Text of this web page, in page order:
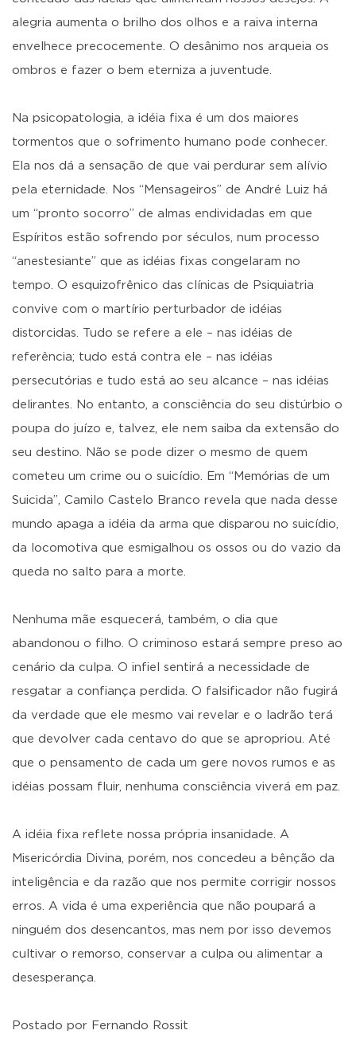
alegria aumenta o brilho dos olhos e a raiva interna
envelhece precocemente. O desânimo nos arqueia os
ombros e fazer o bem eterniza a juventude.
Na psicopatologia, a idéia fixa é um dos maiores
tormentos que o sofrimento humano pode conhecer.
Ela nos dá a sensação de que vai perdurar sem alívio
pela eternidade. Nos “Mensageiros” de André Luiz há
um “pronto socorro” de almas endividadas em que
Espíritos estão sofrendo por séculos, num processo
“anestesiante” que as idéias fixas congelaram no
tempo. O esquizofrênico das clínicas de Psiquiatria
convive com o martírio perturbador de idéias
distorcidas. Tudo se refere a ele – nas idéias de
referência; tudo está contra ele – nas idéias
persecutórias e tudo está ao seu alcance – nas idéias
delirantes. No entanto, a consciência do seu distúrbio o
poupa do juízo e, talvez, ele nem saiba da extensão do
seu destino. Não se pode dizer o mesmo de quem
cometeu um crime ou o suicídio. Em “Memórias de um
Suicida”, Camilo Castelo Branco revela que nada desse
mundo apaga a idéia da arma que disparou no suicídio,
da locomotiva que esmigalhou os ossos ou do vazio da
queda no salto para a morte.
Nenhuma mãe esquecerá, também, o dia que
abandonou o filho. O criminoso estará sempre preso ao
cenário da culpa. O infiel sentirá a necessidade de
resgatar a confiança perdida. O falsificador não fugirá
da verdade que ele mesmo vai revelar e o ladrão terá
que devolver cada centavo do que se apropriou. Até
que o pensamento de cada um gere novos rumos e as
idéias possam fluir, nenhuma consciência viverá em paz.
A idéia fixa reflete nossa própria insanidade. A
Misericórdia Divina, porém, nos concedeu a bênção da
inteligência e da razão que nos permite corrigir nossos
erros. A vida é uma experiência que não poupará a
ninguém dos desencantos, mas nem por isso devemos
cultivar o remorso, conservar a culpa ou alimentar a
desesperança.
Postado por Fernando Rossit